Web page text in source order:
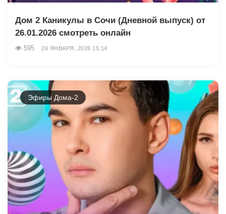
Дом 2 Каникулы в Сочи (Дневной выпуск) от
26.01.2026 смотреть онлайн
595 26 ЯНВАРЯ, 2026 15:14
Эфиры Дома-2